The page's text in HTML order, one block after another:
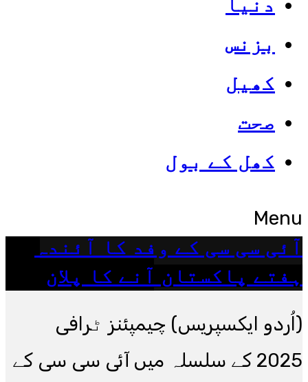
بزنس
کھیل
صحت
کھل کے بول
Menu
(اُردو ایکسپریس) عالیہ رشید کو پی
سی بی بورڈ آف گورنرز کے لئے نامزد
کردیا گیا۔ عالیہ رشید پی سی.
Read More
آئی سی سی کے وفد کا آئندہ
ہفتے پاکستان آنے کا پلان
(اُردو ایکسپریس) چیمپئنز ٹرافی
2025 کے سلسلہ میں آئی سی سی کے